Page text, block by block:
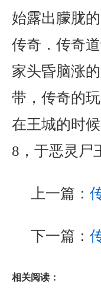
始露出朦胧
传奇．传奇
家头昏脑涨
带，传奇的
在王城的时
8，于恶灵
上一篇：
下一篇：
相关阅读：